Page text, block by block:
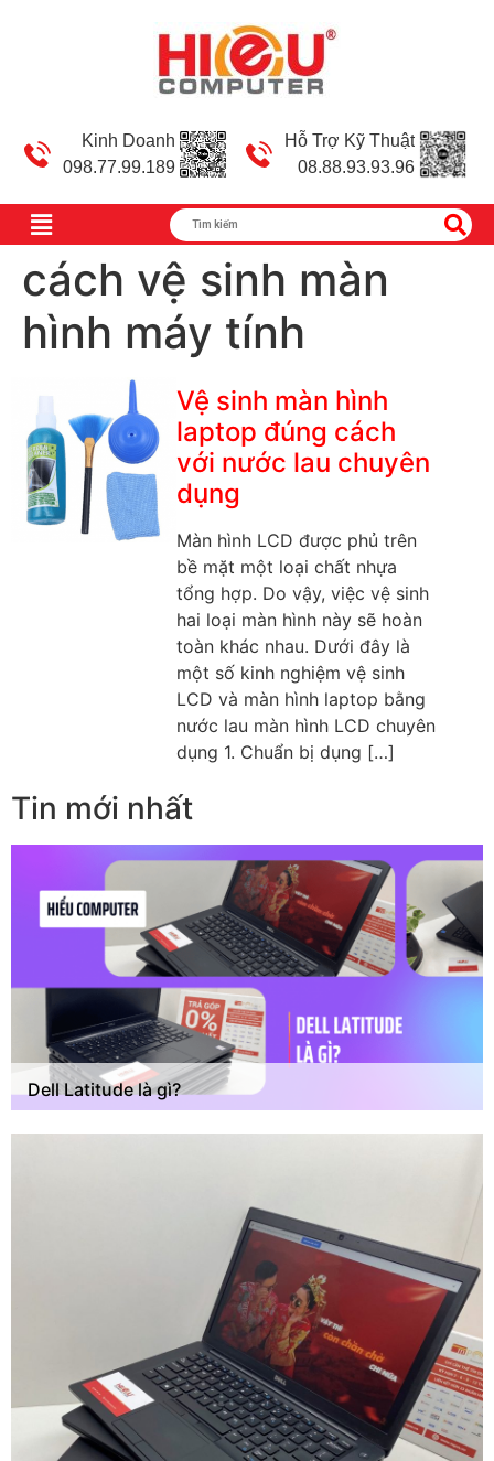
Kinh Doanh
098.77.99.189
Hỗ Trợ Kỹ Thuật
08.88.93.93.96
cách vệ sinh màn
hình máy tính
Vệ sinh màn hình
laptop đúng cách
với nước lau chuyên
dụng
Màn hình LCD được phủ trên
bề mặt một loại chất nhựa
tổng hợp. Do vậy, việc vệ sinh
hai loại màn hình này sẽ hoàn
toàn khác nhau. Dưới đây là
một số kinh nghiệm vệ sinh
LCD và màn hình laptop bằng
nước lau màn hình LCD chuyên
dụng 1. Chuẩn bị dụng […]
Tin mới nhất
Dell Latitude là gì?